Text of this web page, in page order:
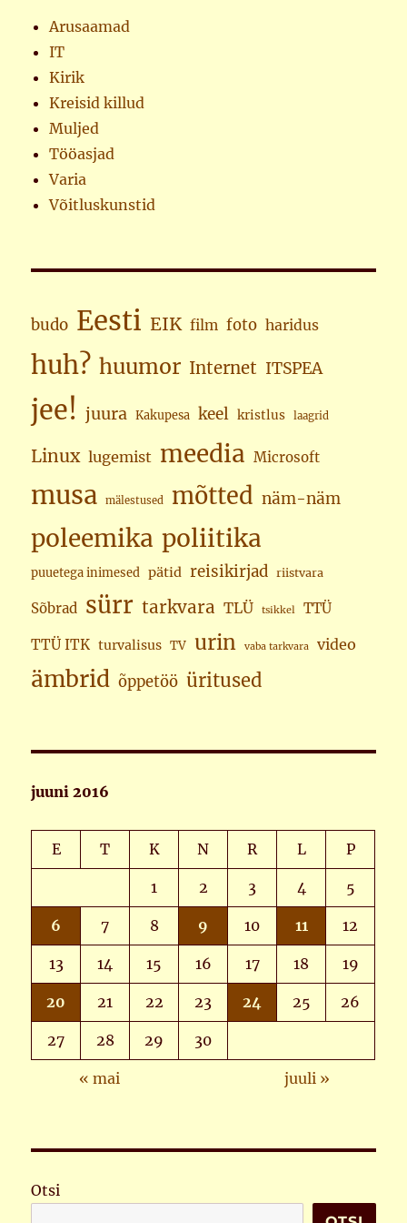
Arusaamad
IT
Kirik
Kreisid killud
Muljed
Tööasjad
Varia
Võitluskunstid
budo Eesti EIK film foto haridus
huh? huumor Internet ITSPEA
jee! juura Kakupesa keel kristlus laagrid
Linux lugemist meedia Microsoft
musa mälestused mõtted näm-näm
poleemika poliitika
puuetega inimesed pätid reisikirjad riistvara
Sõbrad sürr tarkvara TLÜ tsikkel TTÜ
TTÜ ITK turvalisus TV urin vaba tarkvara video
ämbrid õppetöö üritused
juuni 2016
E T K N R L P
1 2 3 4 5
6 7 8 9 10 11 12
13 14 15 16 17 18 19
20 21 22 23 24 25 26
27 28 29 30
« mai juuli »
Otsi